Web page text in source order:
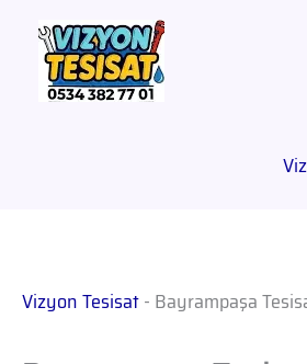
Vizyon Tesisat- Bayrampaşa